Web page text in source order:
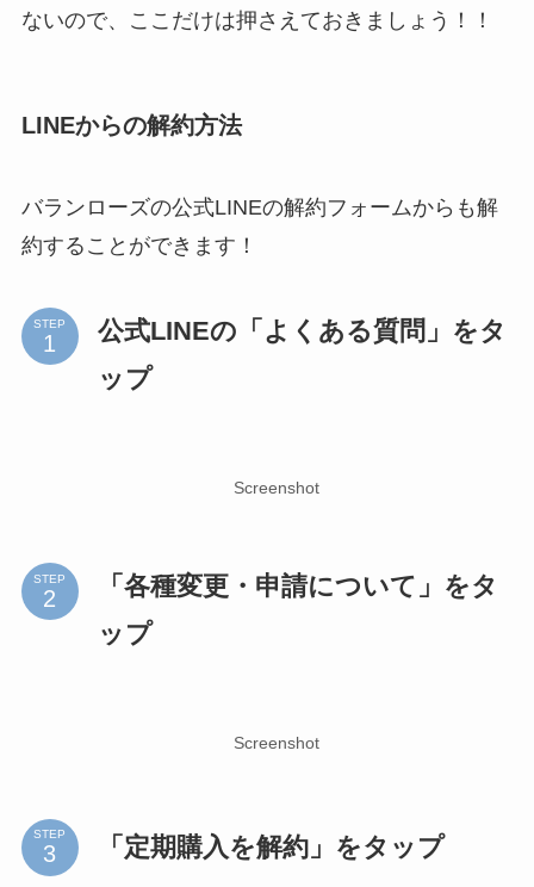
ないので、ここだけは押さえておきましょう！！
LINEからの解約方法
バランローズの公式LINEの解約フォームからも解
約することができます！
STEP
公式LINEの「よくある質問」をタ
ップ
Screenshot
STEP
「各種変更・申請について」をタ
ップ
Screenshot
STEP 「定期購入を解約」をタップ